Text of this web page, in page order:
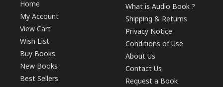
Home
My Account
View Cart
Wish List
Buy Books
New Books
Best Sellers
What is Audio Book ?
Shipping & Returns
Privacy Notice
Conditions of Use
About Us
Contact Us
Request a Book